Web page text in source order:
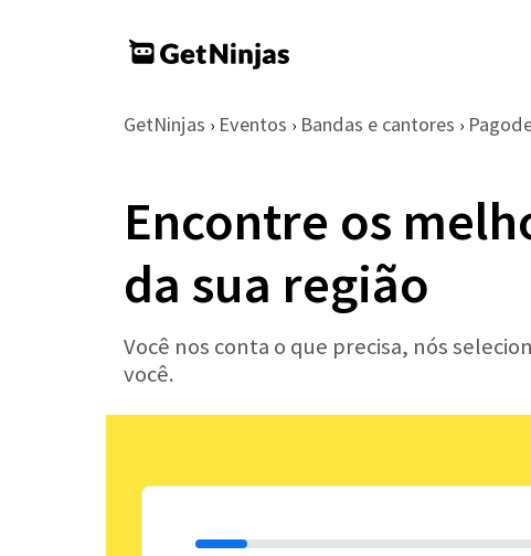
GetNinjas › Eventos › Bandas e cantores ›
Encontre os
da sua região
Você nos conta o que precisa, nós
você.